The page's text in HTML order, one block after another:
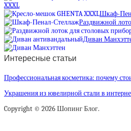
XXXL
Шкаф-
Раздвижной
Диван
Интересные статьи
Профессиональная косметика: почему
Украшения из ювелирной стали в
Copyright © 2026 Шопинг Блог.